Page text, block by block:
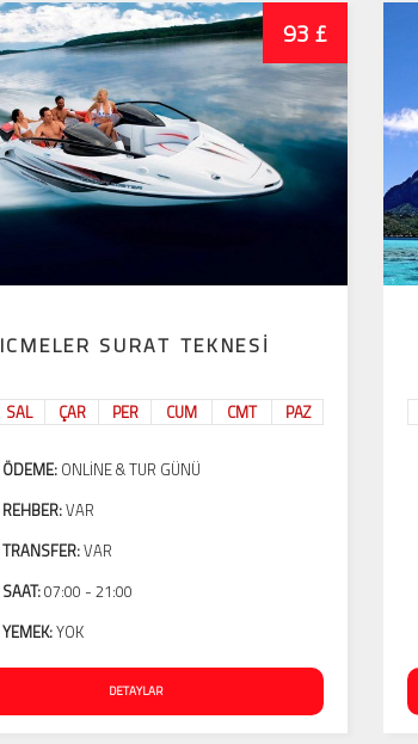
93 £
ICMELER SURAT TEKNESI
SAL ÇAR PER CUM CMT PAZ
ÖDEME: ONLINE & TUR GÜNÜ
REHBER:VAR
TRANSFER:VAR
SAAT:07:00 - 21:00
YEMEK:YOK
DETAYLAR